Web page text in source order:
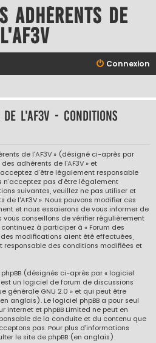
adhérents de
l'AF3V
Connexion
l'AF3V - Conditions
de l'AF3V » (désigné ci-après par
des adhérents de l'AF3V » et
d’être légalement responsable
pas d’être légalement
suivantes, veuillez ne pas utiliser et
l'AF3V ». Nous pouvons modifier ces
et nous essaierons de vous informer de
conseillons de vérifier régulièrement
à participer à « Forum des
modifications aient été effectuées,
responsable des conditions modifiées et
(désignés ci-après par « logiciel
est un logiciel de forum de discussions
générale GNU 2.0 » et qui peut être
anglais). Le logiciel phpBB a pour seul
internet et phpBB Limited ne peut en
de la conduite et du contenu que
pas. Pour plus d’informations
le site de phpBB (en anglais).